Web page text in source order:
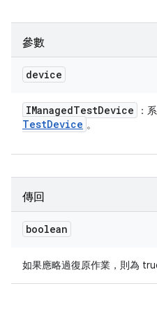
參數
device
IManagedTestDevice ：
TestDevice 。
傳回
boolean
如果應略過復原作業，則為